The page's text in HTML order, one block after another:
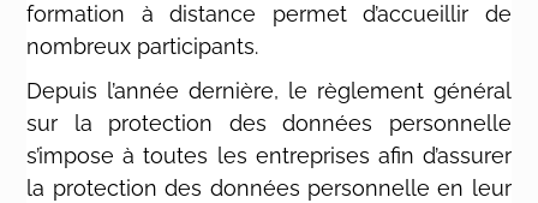
formation à distance permet d’accueillir de
nombreux participants.
Depuis l’année dernière, le règlement général
sur la protection des données personnelle
s’impose à toutes les entreprises afin d’assurer
la protection des données personnelle en leur